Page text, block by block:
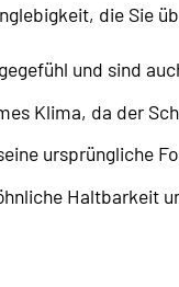
die Sie
und sind
Klima, da der
ursprüngliche
Haltbarkeit